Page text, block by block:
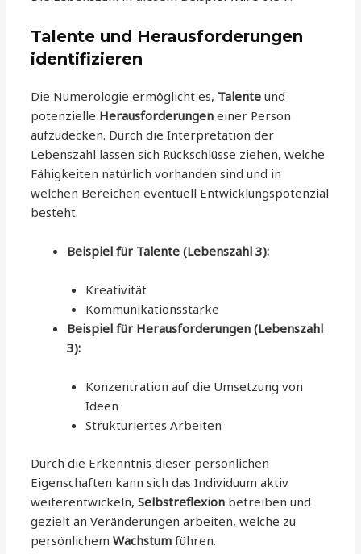
Talente und Herausforderungen
identifizieren
Die Numerologie ermöglicht es, Talente und
potenzielle Herausforderungen einer Person
aufzudecken. Durch die Interpretation der
Lebenszahl lassen sich Rückschlüsse ziehen, welche
Fähigkeiten natürlich vorhanden sind und in
welchen Bereichen eventuell Entwicklungspotenzial
besteht.
Beispiel für Talente (Lebenszahl 3):
Kreativität
Kommunikationsstärke
Beispiel für Herausforderungen (Lebenszahl
3):
Konzentration auf die Umsetzung von
Ideen
Strukturiertes Arbeiten
Durch die Erkenntnis dieser persönlichen
Eigenschaften kann sich das Individuum aktiv
weiterentwickeln,Selbstreflexion betreiben und
gezielt an Veränderungen arbeiten, welche zu
persönlichemWachstum führen.